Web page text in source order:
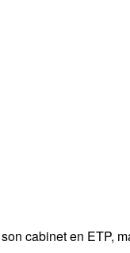
cabinet en ETP,